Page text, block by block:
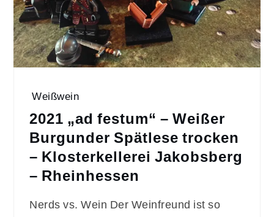
Weißwein
2021 „ad festum“ – Weißer
Burgunder Spätlese trocken
– Klosterkellerei Jakobsberg
– Rheinhessen
Nerds vs. Wein Der Weinfreund ist so